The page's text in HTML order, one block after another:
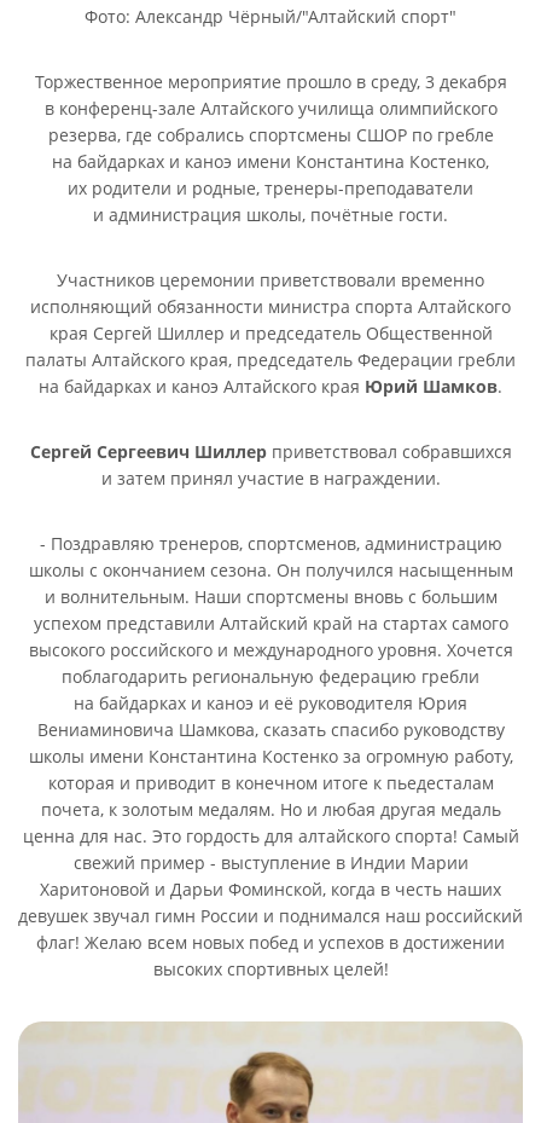
Фото: Александр Чёрный/"Алтайский спорт"
Торжественное мероприятие прошло в среду, 3 декабря
в конференц-зале Алтайского училища олимпийского
резерва, где собрались спортсмены СШОР по гребле
на байдарках и каноэ имени Константина Костенко,
их родители и родные, тренеры-преподаватели
и администрация школы, почётные гости.
Участников церемонии приветствовали временно
исполняющий обязанности министра спорта Алтайского
края Сергей Шиллер и председатель Общественной
палаты Алтайского края, председатель Федерации гребли
на байдарках и каноэ Алтайского края Юрий Шамков.
Сергей Сергеевич Шиллерприветствовал собравшихся
и затем принял участие в награждении.
- Поздравляю тренеров, спортсменов, администрацию
школы с окончанием сезона. Он получился насыщенным
и волнительным. Наши спортсмены вновь с большим
успехом представили Алтайский край на стартах самого
высокого российского и международного уровня. Хочется
поблагодарить региональную федерацию гребли
на байдарках и каноэ и её руководителя Юрия
Вениаминовича Шамкова, сказать спасибо руководству
школы имени Константина Костенко за огромную работу,
которая и приводит в конечном итоге к пьедесталам
почета, к золотым медалям. Но и любая другая медаль
ценна для нас. Это гордость для алтайского спорта! Самый
свежий пример - выступление в Индии Марии
Харитоновой и Дарьи Фоминской, когда в честь наших
девушек звучал гимн России и поднимался наш российский
флаг! Желаю всем новых побед и успехов в достижении
высоких спортивных целей!